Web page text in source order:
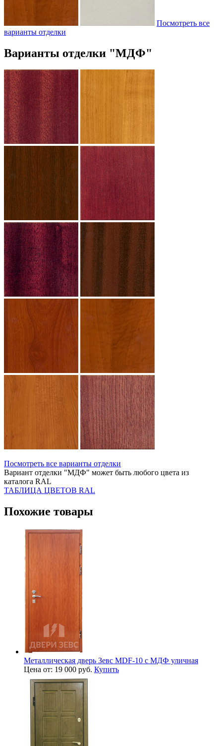
Посмотреть все
варианты отделки
Варианты отделки "МДФ"
Посмотреть все варианты отделки
Вариант отделки "МДФ" может быть любого цвета из
каталога RAL
ТАБЛИЦА ЦВЕТОВ RAL
Похожие товары
Металлическая дверь Зевс MDF-10 с МДФ уличная
Цена от: 19 000 руб. Купить